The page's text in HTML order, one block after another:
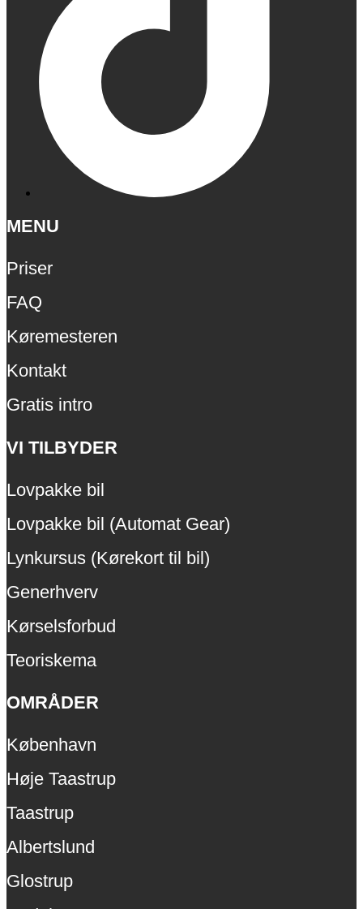
MENU
Priser
FAQ
Køremesteren
Kontakt
Gratis intro
VI TILBYDER
Lovpakke bil
Lovpakke bil (Automat Gear)
Lynkursus (Kørekort til bil)
Generhverv
Kørselsforbud
Teoriskema
OMRÅDER
København
Høje Taastrup
Taastrup
Albertslund
Glostrup